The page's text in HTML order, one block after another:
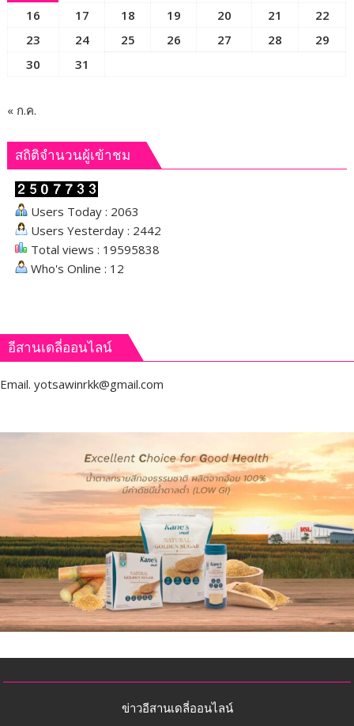
16
17 18 19 20 21
22
23
24 25 26 27 28
29
30
31
« ก.ค.
สถิติจำนวนผู้เข้าชม
Users Today : 2063
Users Yesterday : 2442
Total views : 19595838
Who's Online : 12
อีสานเดลี่ออนไลน์
Email. yotsawinrkk@gmail.com
ข่าวอีสานเดลี่ออนไลน์